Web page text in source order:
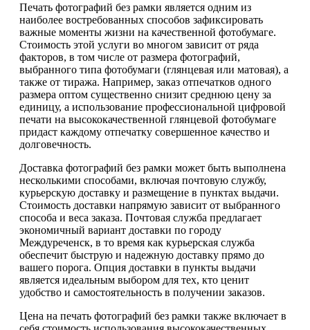
Печать фотографий без рамки является одним из
наиболее востребованных способов зафиксировать
важные моменты жизни на качественной фотобумаге.
Стоимость этой услуги во многом зависит от ряда
факторов, в том числе от размера фотографий,
выбранного типа фотобумаги (глянцевая или матовая), а
также от тиража. Например, заказ отпечатков одного
размера оптом существенно снизит среднюю цену за
единицу, а использование профессиональной цифровой
печати на высококачественной глянцевой фотобумаге
придаст каждому отпечатку совершенное качество и
долговечность.
Доставка фотографий без рамки может быть выполнена
несколькими способами, включая почтовую службу,
курьерскую доставку и размещение в пунктах выдачи.
Стоимость доставки напрямую зависит от выбранного
способа и веса заказа. Почтовая служба предлагает
экономичный вариант доставки по городу
Междуреченск, в то время как курьерская служба
обеспечит быструю и надежную доставку прямо до
вашего порога. Опция доставки в пункты выдачи
является идеальным выбором для тех, кто ценит
удобство и самостоятельность в получении заказов.
Цена на печать фотографий без рамки также включает в